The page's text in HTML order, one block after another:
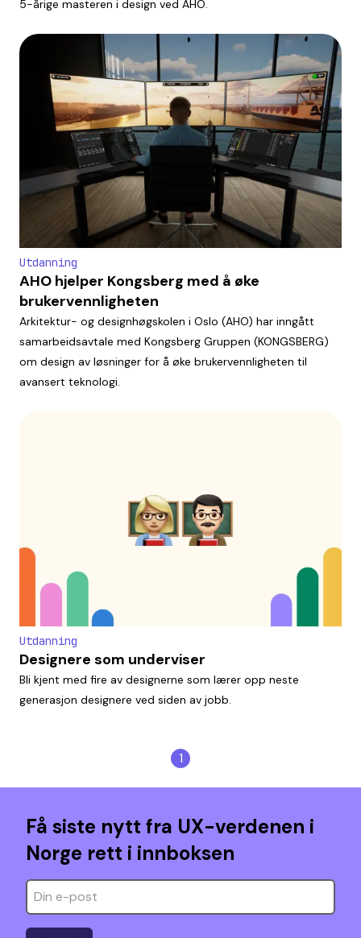
5-årige masteren i design ved AHO.
Utdanning
AHO hjelper Kongsberg med å øke
brukervennligheten
Arkitektur- og designhøgskolen i Oslo (AHO) har inngått
samarbeidsavtale med Kongsberg Gruppen (KONGSBERG)
om design av løsninger for å øke brukervennligheten til
avansert teknologi.
Utdanning
Designere som underviser
Bli kjent med fire av designerne som lærer opp neste
generasjon designere ved siden av jobb.
1
Få siste nytt fra UX-verdenen i
Norge rett i innboksen